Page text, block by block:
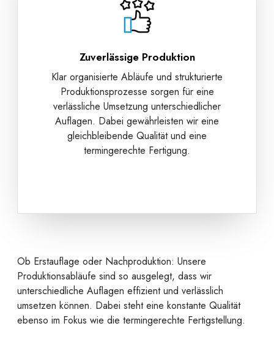
Zuverlässige Produktion
Klar organisierte Abläufe und strukturierte
Produktionsprozesse sorgen für eine
verlässliche Umsetzung unterschiedlicher
Auflagen. Dabei gewährleisten wir eine
gleichbleibende Qualität und eine
termingerechte Fertigung.
Ob Erstauflage oder Nachproduktion: Unsere
Produktionsabläufe sind so ausgelegt, dass wir
unterschiedliche Auflagen effizient und verlässlich
umsetzen können. Dabei steht eine konstante Qualität
ebenso im Fokus wie die termingerechte Fertigstellung.